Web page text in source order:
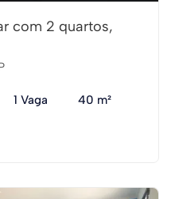
com 2 quartos,
1 Vaga 40 m²